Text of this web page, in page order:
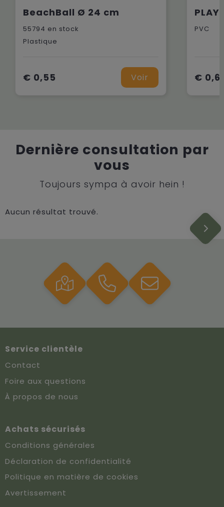
BeachBall Ø 24 cm
55794 en stock
Plastique
€ 0,55 Voir
PVC
€
Dernière consultation par
vous
Toujours sympa à avoir hein !
Aucun résultat trouvé.
Service clientèle
Contact
Foire aux questions
À propos de nous
Achats sécurisés
Conditions générales
Déclaration de confidentialité
Politique en matière de cookies
Avertissement